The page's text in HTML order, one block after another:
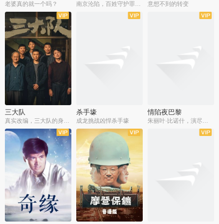
老婆真的就一个吗？ 南京沦陷，百姓守护罪证底片 意想不到的转变
三大队 杀手壕
成龙挑战凶悍杀手壕
情陷夜巴黎